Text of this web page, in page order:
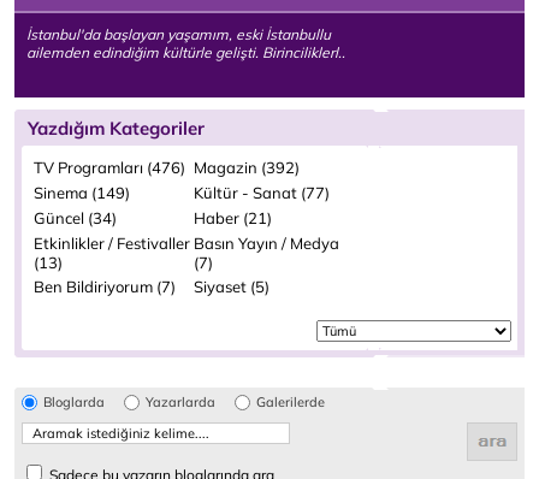
İstanbul'da başlayan yaşamım, eski İstanbullu
ailemden edindiğim kültürle gelişti. Birinciliklerl..
Yazdığım Kategoriler
TV Programları (476) Magazin (392)
Sinema (149)
Kültür - Sanat (77)
Güncel (34)
Haber (21)
Etkinlikler / Festivaller
(13)
Basın Yayın / Medya
(7)
Ben Bildiriyorum (7) Siyaset (5)
Bloglarda Yazarlarda Galerilerde
Sadece bu yazarın bloglarında ara